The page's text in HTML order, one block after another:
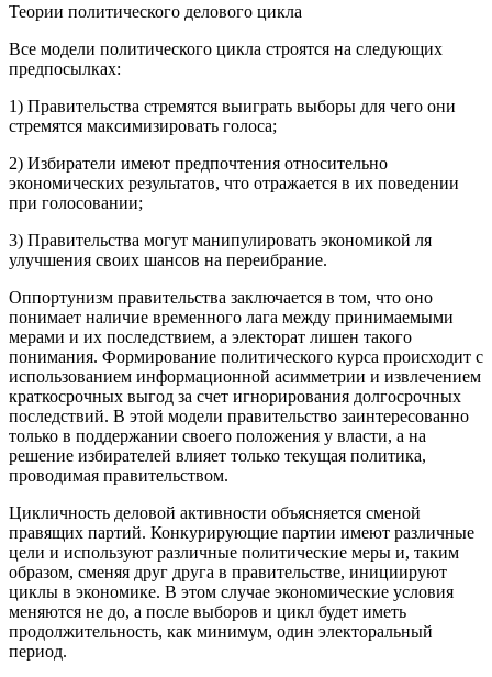
Теории политического делового цикла
Все модели политического цикла строятся на следующих
предпосылках:
1) Правительства стремятся выиграть выборы для чего они
стремятся максимизировать голоса;
2) Избиратели имеют предпочтения относительно
экономических результатов, что отражается в их поведении
при голосовании;
3) Правительства могут манипулировать экономикой ля
улучшения своих шансов на переибрание.
Оппортунизм правительства заключается в том, что оно
понимает наличие временного лага между принимаемыми
мерами и их последствием, а электорат лишен такого
понимания. Формирование политического курса происходит с
использованием информационной асимметрии и извлечением
краткосрочных выгод за счет игнорирования долгосрочных
последствий. В этой модели правительство заинтересованно
только в поддержании своего положения у власти, а на
решение избирателей влияет только текущая политика,
проводимая правительством.
Цикличность деловой активности объясняется сменой
правящих партий. Конкурирующие партии имеют различные
цели и используют различные политические меры и, таким
образом, сменяя друг друга в правительстве, инициируют
циклы в экономике. В этом случае экономические условия
меняются не до, а после выборов и цикл будет иметь
продолжительность, как минимум, один электоральный
период.